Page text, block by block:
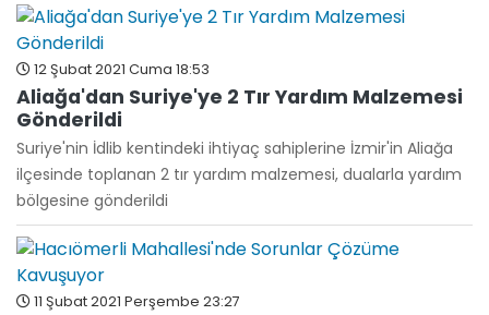
12 Şubat 2021 Cuma 18:53
Aliağa'dan Suriye'ye 2 Tır Yardım Malzemesi
Gönderildi
Suriye'nin İdlib kentindeki ihtiyaç sahiplerine İzmir'in Aliağa
ilçesinde toplanan 2 tır yardım malzemesi, dualarla yardım
bölgesine gönderildi
11 Şubat 2021 Perşembe 23:27